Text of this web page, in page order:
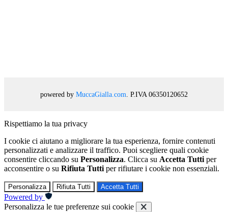
powered by MuccaGialla.com . P.IVA 06350120652
Rispettiamo la tua privacy
I cookie ci aiutano a migliorare la tua esperienza, fornire contenuti
personalizzati e analizzare il traffico. Puoi scegliere quali cookie
consentire cliccando su Personalizza. Clicca su Accetta Tutti per
acconsentire o su Rifiuta Tutti per rifiutare i cookie non essenziali.
Personalizza Rifiuta Tutti Accetta Tutti
Powered by
Personalizza le tue preferenze sui cookie